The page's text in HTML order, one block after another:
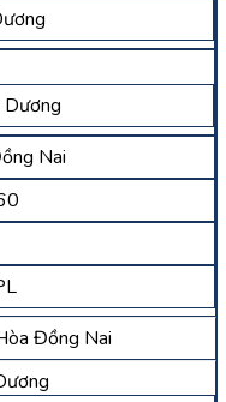
Nai
Đồng Nai